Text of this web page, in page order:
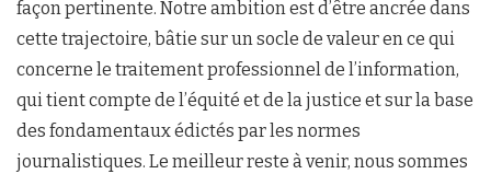
façon pertinente. Notre ambition est d’être ancrée dans
cette trajectoire, bâtie sur un socle de valeur en ce qui
concerne le traitement professionnel de l’information,
qui tient compte de l’équité et de la justice et sur la base
des fondamentaux édictés par les normes
journalistiques. Le meilleur reste à venir, nous sommes